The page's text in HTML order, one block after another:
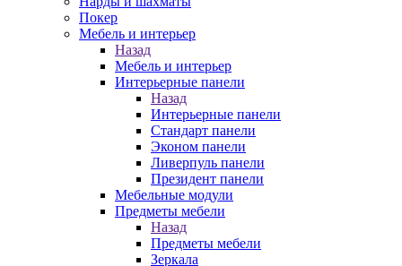
Покер
Мебель и интерьер
Назад
Мебель и интерьер
Интерьерные панели
Назад
Интерьерные панели
Стандарт панели
Эконом панели
Ливерпуль панели
Президент панели
Мебельные модули
Предметы мебели
Назад
Предметы мебели
Зеркала